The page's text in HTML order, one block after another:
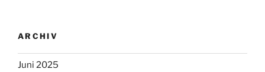
ARCHIV
Juni 2025